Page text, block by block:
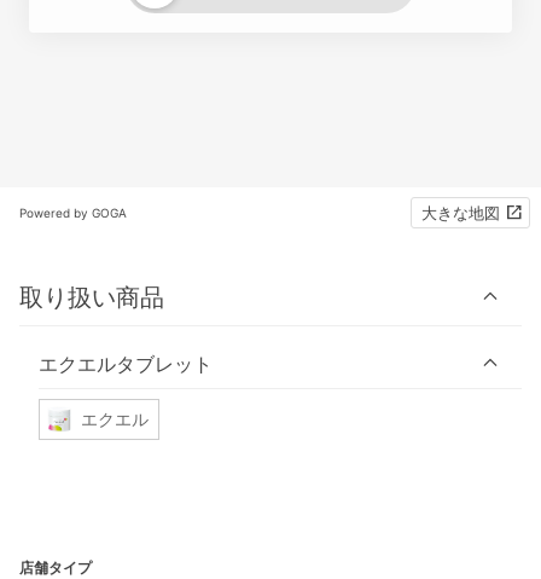
Powered by GOGA 大きな地図
取り扱い商品
エクエルタブレット
エクエル
店舗タイプ